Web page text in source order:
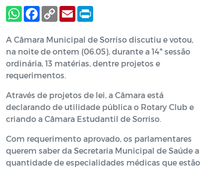
A Câmara Municipal de Sorriso discutiu e votou,
na noite de ontem (06.05), durante a 14ª sessão
ordinária, 13 matérias, dentre projetos e
requerimentos.
Através de projetos de lei, a Câmara está
declarando de utilidade pública o Rotary Club e
criando a Câmara Estudantil de Sorriso.
Com requerimento aprovado, os parlamentares
querem saber da Secretaria Municipal de Saúde a
quantidade de especialidades médicas que estão